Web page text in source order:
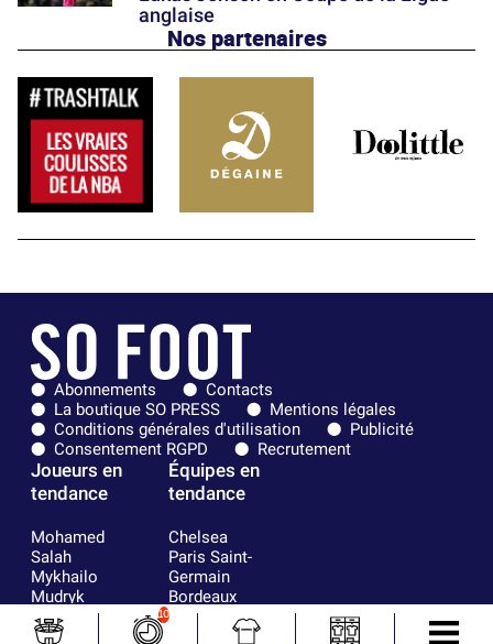
anglaise
Nos partenaires
Abonnements
Contacts
La boutique SO PRESS
Mentions légales
Conditions générales d'utilisation
Publicité
Consentement RGPD
Recrutement
Joueurs en
tendance
Mohamed
Salah
Mykhailo
Mudryk
Neymar
Khalis Merah
Équipes en
tendance
Chelsea
Paris Saint-
Germain
Bordeaux
Olympique
10